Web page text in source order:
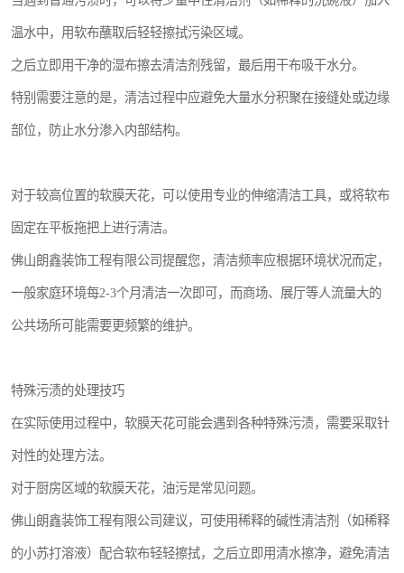
温水中，用软布蘸取后轻轻擦拭污染区域。
之后立即用干净的湿布擦去清洁剂残留，最后用干布吸干水分。
特别需要注意的是，清洁过程中应避免大量水分积聚在接缝处或边缘
部位，防止水分渗入内部结构。
对于较高位置的软膜天花，可以使用专业的伸缩清洁工具，或将软布
固定在平板拖把上进行清洁。
佛山朗鑫装饰工程有限公司提醒您，清洁频率应根据环境状况而定，
一般家庭环境每2-3个月清洁一次即可，而商场、展厅等人流量大的
公共场所可能需要更频繁的维护。
特殊污渍的处理技巧
在实际使用过程中，软膜天花可能会遇到各种特殊污渍，需要采取针
对性的处理方法。
对于厨房区域的软膜天花，油污是常见问题。
佛山朗鑫装饰工程有限公司建议，可使用稀释的碱性清洁剂（如稀释
的小苏打溶液）配合软布轻轻擦拭，之后立即用清水擦净，避免清洁